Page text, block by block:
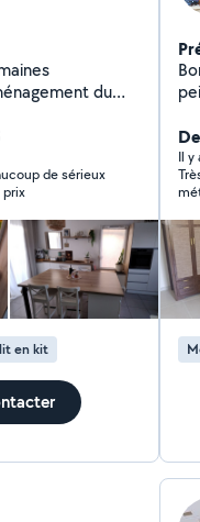
de sérieux
en prix
en kit
Bonjour, Je
un
voisins
Il y